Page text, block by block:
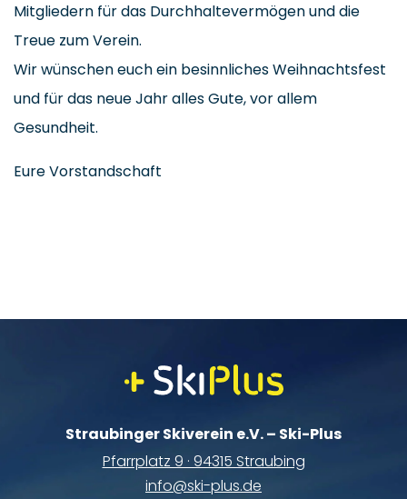
Mitgliedern für das Durchhaltevermögen und die
Treue zum Verein.
Wir wünschen euch ein besinnliches Weihnachtsfest
und für das neue Jahr alles Gute, vor allem
Gesundheit.
Eure Vorstandschaft
Straubinger Skiverein e.V. – Ski-Plus
Pfarrplatz 9 · 94315 Straubing
info@ski-plus.de